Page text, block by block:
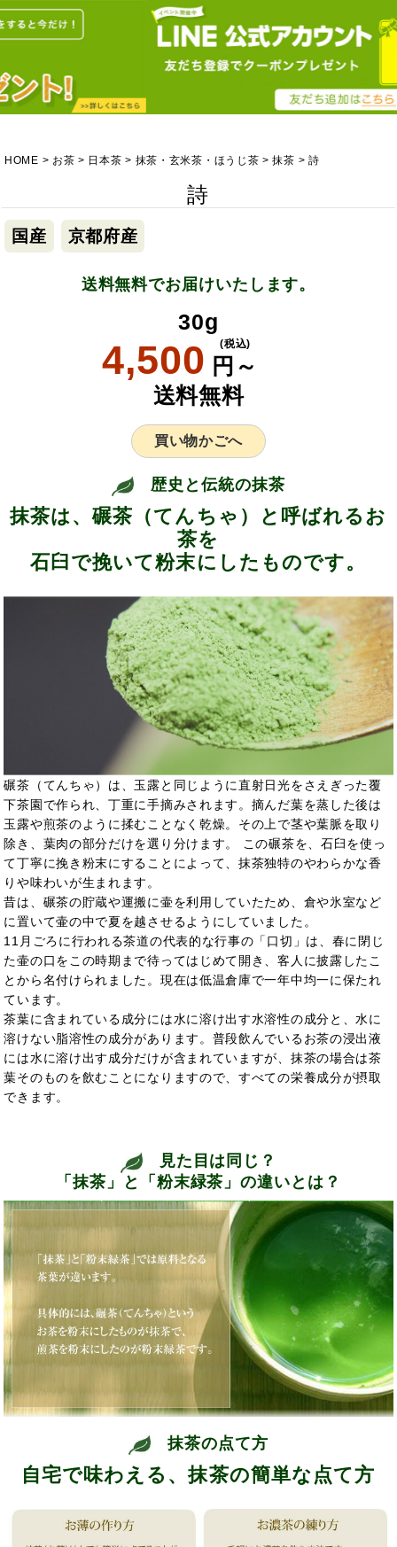
HOME お茶 日本茶 抹茶・玄米茶・ほうじ茶 抹茶 詩
詩
国産 京都府産
送料無料でお届けいたします。
30g
4,500 円～
(税込)
送料無料
買い物かごへ
歴史と伝統の抹茶
抹茶は、碾茶（てんちゃ）と呼ばれるお
茶を
石臼で挽いて粉末にしたものです。
碾茶（てんちゃ）は、玉露と同じように直射日光をさえぎった覆
下茶園で作られ、丁重に手摘みされます。摘んだ葉を蒸した後は
玉露や煎茶のように揉むことなく乾燥。その上で茎や葉脈を取り
除き、葉肉の部分だけを選り分けます。 この碾茶を、石臼を使っ
て丁寧に挽き粉末にすることによって、抹茶独特のやわらかな香
りや味わいが生まれます。
昔は、碾茶の貯蔵や運搬に壷を利用していたため、倉や氷室など
に置いて壷の中で夏を越させるようにしていました。
11月ごろに行われる茶道の代表的な行事の「口切」は、春に閉じ
た壷の口をこの時期まで待ってはじめて開き、客人に披露したこ
とから名付けられました。現在は低温倉庫で一年中均一に保たれ
ています。
茶葉に含まれている成分には水に溶け出す水溶性の成分と、水に
溶けない脂溶性の成分があります。普段飲んでいるお茶の浸出液
には水に溶け出す成分だけが含まれていますが、抹茶の場合は茶
葉そのものを飲むことになりますので、すべての栄養成分が摂取
できます。
見た目は同じ？
「抹茶」と「粉末緑茶」の違いとは？
抹茶の点て方
自宅で味わえる、抹茶の簡単な点て方